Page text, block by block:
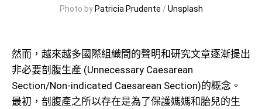
Photo by Patricia Prudente / Unsplash
然而，越來越多國際組織間的聲明和研究文章逐漸提出
非必要剖腹生產 (Unnecessary Caesarean
Section/Non-indicated Caesarean Section)的概念。
最初，剖腹產之所以存在是為了保護媽媽和胎兒的生